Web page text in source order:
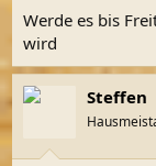
Werde es bis
wird
Steffen